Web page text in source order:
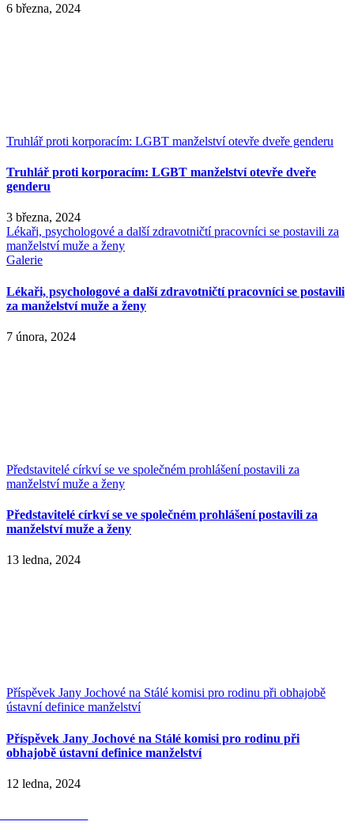
6 března, 2024
Truhlář proti korporacím: LGBT manželství otevře dveře genderu
Truhlář proti korporacím: LGBT manželství otevře dveře
genderu
3 března, 2024
Lékaři, psychologové a další zdravotničtí pracovníci se postavili za
manželství muže a ženy
Galerie
Lékaři, psychologové a další zdravotničtí pracovníci se postavili
za manželství muže a ženy
7 února, 2024
Představitelé církví se ve společném prohlášení postavili za
manželství muže a ženy
Představitelé církví se ve společném prohlášení postavili za
manželství muže a ženy
13 ledna, 2024
Příspěvek Jany Jochové na Stálé komisi pro rodinu při obhajobě
ústavní definice manželství
Příspěvek Jany Jochové na Stálé komisi pro rodinu při
obhajobě ústavní definice manželství
12 ledna, 2024